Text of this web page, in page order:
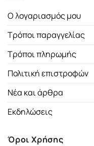
Ο λογαριασμός μου
Τρόποι παραγγελίας
Τρόποι πληρωμής
Πολιτική επιστροφών
Νέα και άρθρα
Εκδηλώσεις
Όροι Χρήσης